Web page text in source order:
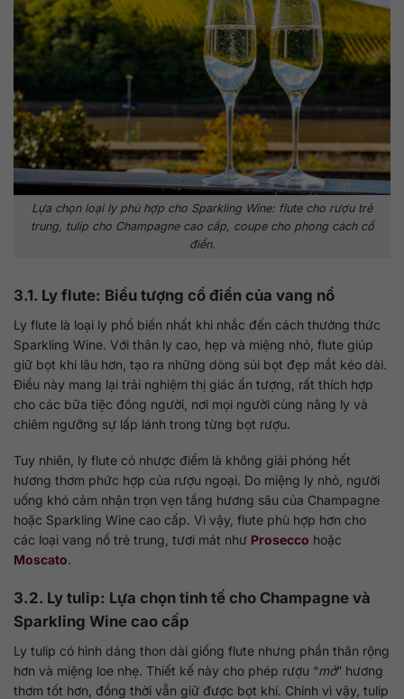
Lựa chọn loại ly phù hợp cho Sparkling Wine: flute cho rượu trẻ
trung, tulip cho Champagne cao cấp, coupe cho phong cách cổ
điển.
3.1. Ly flute: Biểu tượng cổ điển của vang nổ
Ly flute là loại ly phổ biến nhất khi nhắc đến cách thưởng thức
Sparkling Wine. Với thân ly cao, hẹp và miệng nhỏ, flute giúp
giữ bọt khí lâu hơn, tạo ra những dòng sủi bọt đẹp mắt kéo dài.
Điều này mang lại trải nghiệm thị giác ấn tượng, rất thích hợp
cho các bữa tiệc đông người, nơi mọi người cùng nâng ly và
chiêm ngưỡng sự lấp lánh trong từng bọt rượu.
Tuy nhiên, ly flute có nhược điểm là không giải phóng hết
hương thơm phức hợp của rượu ngoại. Do miệng ly nhỏ, người
uống khó cảm nhận trọn vẹn tầng hương sâu của Champagne
hoặc Sparkling Wine cao cấp. Vì vậy, flute phù hợp hơn cho
các loại vang nổ trẻ trung, tươi mát như Prosecco hoặc
Moscato.
3.2. Ly tulip: Lựa chọn tinh tế cho Champagne và
Sparkling Wine cao cấp
Ly tulip có hình dáng thon dài giống flute nhưng phần thân rộng
hơn và miệng loe nhẹ. Thiết kế này cho phép rượu “mở” hương
thơm tốt hơn, đồng thời vẫn giữ được bọt khí. Chính vì vậy, tulip